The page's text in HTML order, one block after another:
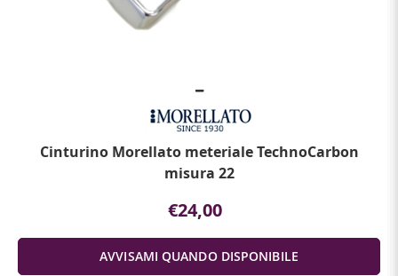
Cinturino Morellato meteriale TechnoCarbon
misura 22
€24,00